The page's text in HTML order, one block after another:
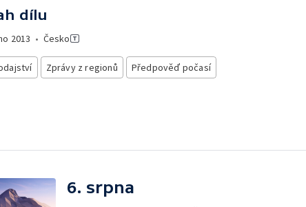
dílu
2013 • Česko
Zprávy z regionů Předpověď počasí
6. srpna